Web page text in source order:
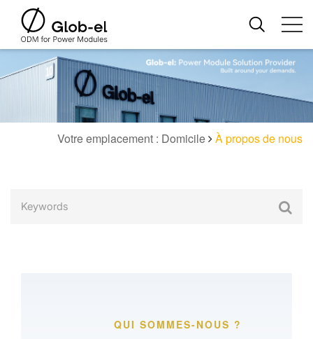
Votre emplacement : Domicile À propos de nous
QUI SOMMES-NOUS ?